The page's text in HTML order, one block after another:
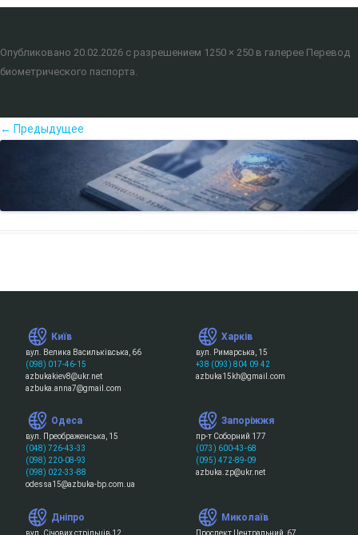
Опубликовано 20.02.2026 с разрешением 1250 × 250 в галерее Перевод
биометрического паспорта
← Предыдущее
Київ
вул. Велика Васильківська, 66
(098) 017-46-15
azbukakiev8@ukr.net
azbuka.anna7@gmail.com
Харків
вул. Римарська, 15
+38 (093) 804 09 42
azbuka15kh@gmail.com
Одеса
вул. Преображенська, 15
(048) 726-43-33
(098) 220-08-93
(098) 022-33-88
odessa15@azbuka-bp.com.ua
Запоріжжя
пр-т Соборний 177
(073) 600-43-68
(095) 472-89-09
azbuka.zp@ukr.net
Дніпро
вул. Січових стрільців 12
Миколаїв
Проспект Центральний, 67